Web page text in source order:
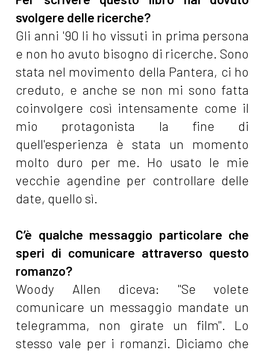
svolgere delle ricerche?
Gli anni '90 li ho vissuti in prima persona
e non ho avuto bisogno di ricerche. Sono
stata nel movimento della Pantera, ci ho
creduto, e anche se non mi sono fatta
coinvolgere così intensamente come il
mio protagonista la fine di
quell'esperienza è stata un momento
molto duro per me. Ho usato le mie
vecchie agendine per controllare delle
date, quello sì.
C’è qualche messaggio particolare che
speri di comunicare attraverso questo
romanzo?
Woody Allen diceva: "Se volete
comunicare un messaggio mandate un
telegramma, non girate un film". Lo
stesso vale per i romanzi. Diciamo che